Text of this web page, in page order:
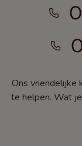
Ons vriendelijke
te helpen. Wat